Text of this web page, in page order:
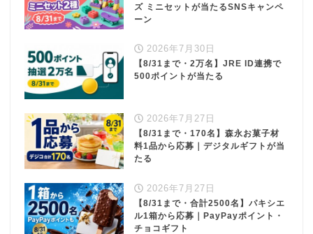
ズ ミニセットが当たるSNSキャンペ
ーン
2026年7月30日
【8/31まで・2万名】JRE ID連携で
500ポイントが当たる
2026年7月27日
【8/31まで・170名】森永お菓子材
料1品から応募｜デジタルギフトが当
たる
2026年7月27日
【8/31まで・合計2500名】パキシエ
ル1箱から応募｜PayPayポイント・
チョコギフト